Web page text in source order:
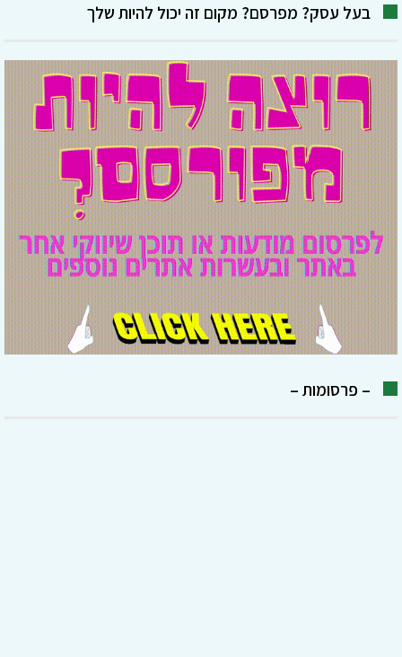
בעל עסק? מפרסם? מקום זה יכול להיות שלך
– פרסומות –